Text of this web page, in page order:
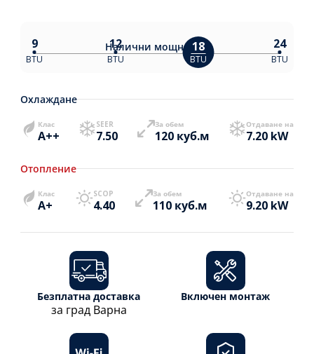
Налични мощности:
9
BTU
12
BTU
18
BTU
24
BTU
Охлаждане
Клас
A++
SEER
7.50
За обем
120 куб.м
Отдаване на
7.20 kW
Отопление
Клас
A+
SCOP
4.40
За обем
110 куб.м
Отдаване на
9.20 kW
Безплатна доставка
за град Варна
Включен монтаж